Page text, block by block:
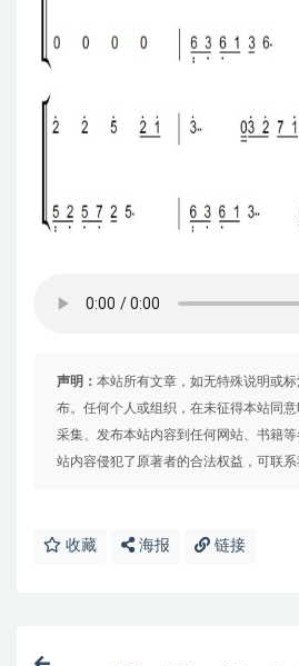
声明： 本站所有文章，如无特殊说明或
布。任何个人或组织，在未征得本站同意
采集、发布本站内容到任何网站、书籍
站内容侵犯了原著者的合法权益，可联系
收藏 海报 链接